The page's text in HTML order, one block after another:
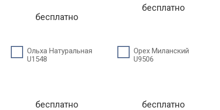
бесплатно
бесплатно
Ольха Натуральная
U1548
бесплатно
Орех Миланский
U9506
бесплатно